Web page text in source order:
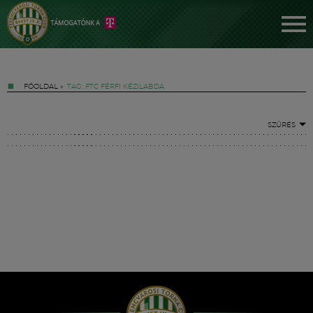
FŐOLDAL » TAG: FTC FÉRFI KÉZILABDA
SZŰRÉS
Hírek